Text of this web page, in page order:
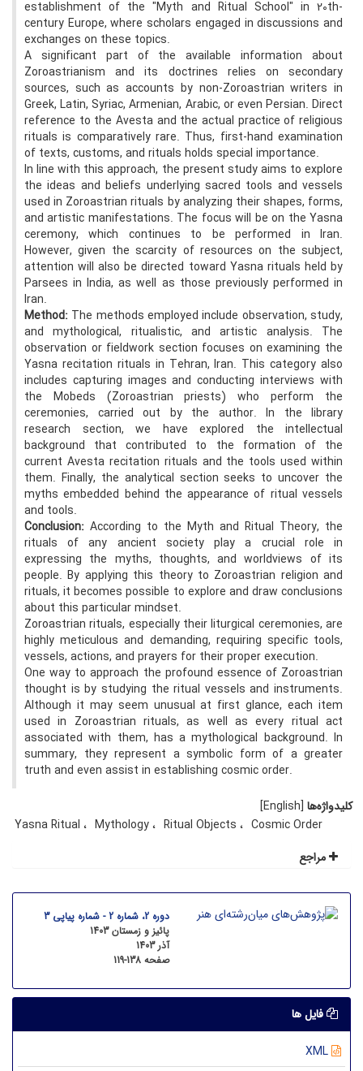
establishment of the "Myth and Ritual School" in 20th-
century Europe, where scholars engaged in discussions and
exchanges on these topics.
A significant part of the available information about
Zoroastrianism and its doctrines relies on secondary
sources, such as accounts by non-Zoroastrian writers in
Greek, Latin, Syriac, Armenian, Arabic, or even Persian. Direct
reference to the Avesta and the actual practice of religious
rituals is comparatively rare. Thus, first-hand examination
of texts, customs, and rituals holds special importance.
In line with this approach, the present study aims to explore
the ideas and beliefs underlying sacred tools and vessels
used in Zoroastrian rituals by analyzing their shapes, forms,
and artistic manifestations. The focus will be on the Yasna
ceremony, which continues to be performed in Iran.
However, given the scarcity of resources on the subject,
attention will also be directed toward Yasna rituals held by
Parsees in India, as well as those previously performed in
Iran.
Method: The methods employed include observation, study,
and mythological, ritualistic, and artistic analysis. The
observation or fieldwork section focuses on examining the
Yasna recitation rituals in Tehran, Iran. This category also
includes capturing images and conducting interviews with
the Mobeds (Zoroastrian priests) who perform the
ceremonies, carried out by the author. In the library
research section, we have explored the intellectual
background that contributed to the formation of the
current Avesta recitation rituals and the tools used within
them. Finally, the analytical section seeks to uncover the
myths embedded behind the appearance of ritual vessels
and tools.
Conclusion: According to the Myth and Ritual Theory, the
rituals of any ancient society play a crucial role in
expressing the myths, thoughts, and worldviews of its
people. By applying this theory to Zoroastrian religion and
rituals, it becomes possible to explore and draw conclusions
about this particular mindset.
Zoroastrian rituals, especially their liturgical ceremonies, are
highly meticulous and demanding, requiring specific tools,
vessels, actions, and prayers for their proper execution.
One way to approach the profound essence of Zoroastrian
thought is by studying the ritual vessels and instruments.
Although it may seem unusual at first glance, each item
used in Zoroastrian rituals, as well as every ritual act
associated with them, has a mythological background. In
summary, they represent a symbolic form of a greater
truth and even assist in establishing cosmic order.
کلیدواژه‌ها [English]
Yasna Ritual
Mythology Ritual Objects
Cosmic Order
مراجع
دوره 2، شماره 2 - شماره پیاپی 3
پائیز و زمستان 1403
آذر 1403
صفحه 119-138
فایل ها